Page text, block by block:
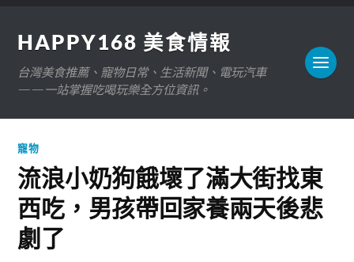
HAPPY168 美食情報
台灣美食推薦、寵物日常、生活新聞、電玩汽車
——一站掌握吃喝玩樂全方位資訊。
寵物
流浪小奶狗餓壞了滿大街找東
西吃，男孩帶回家養兩天後悲
劇了